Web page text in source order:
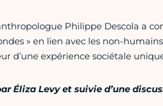
Philippe Descola a
» en lien avec les non-
d’une expérience sociétale
Éliza Levy et suivie d’une